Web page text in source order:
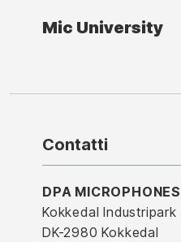
Mic University
Contatti
DPA
Kokkedal Industripark
DK-2980 Kokkedal